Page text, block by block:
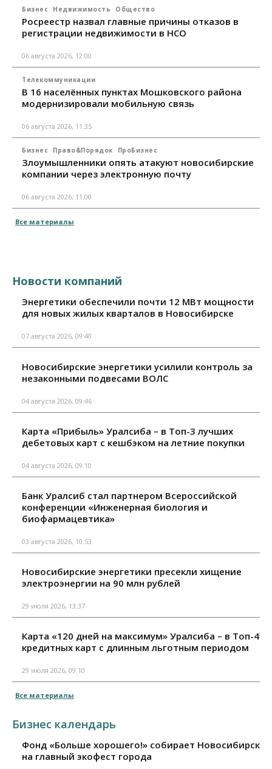
Бизнес Недвижимость Общество
Росреестр назвал главные причины отказов в
регистрации недвижимости в НСО
06 августа 2026, 12:00
Телекоммуникации
В 16 населённых пунктах Мошковского района
модернизировали мобильную связь
06 августа 2026, 11:35
Бизнес Право&Порядок ПроБизнес
Злоумышленники опять атакуют новосибирские
компании через электронную почту
06 августа 2026, 11:00
Все материалы
Новости компаний
Энергетики обеспечили почти 12 МВт мощности
для новых жилых кварталов в Новосибирске
07 августа 2026, 09:40
Новосибирские энергетики усилили контроль за
незаконными подвесами ВОЛС
04 августа 2026, 09:46
Карта «Прибыль» Уралсиба – в Топ-3 лучших
дебетовых карт с кешбэком на летние покупки
04 августа 2026, 09:10
Банк Уралсиб стал партнером Всероссийской
конференции «Инженерная биология и
биофармацевтика»
03 августа 2026, 10:53
Новосибирские энергетики пресекли хищение
электроэнергии на 90 млн рублей
29 июля 2026, 13:37
Карта «120 дней на максимум» Уралсиба – в Топ-4
кредитных карт с длинным льготным периодом
29 июля 2026, 09:10
Все материалы
Бизнес календарь
Фонд «Больше хорошего!» собирает Новосибирск
на главный экофест города